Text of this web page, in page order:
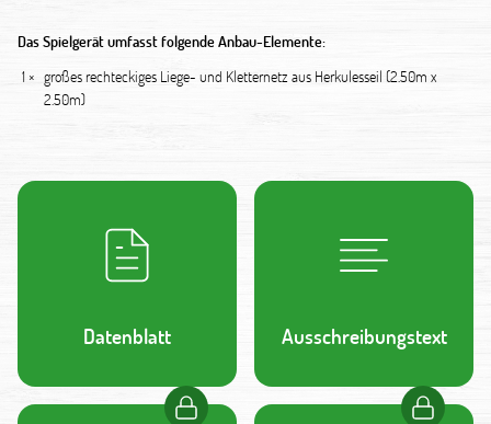
Das Spielgerät umfasst folgende Anbau-Elemente:
1 × großes rechteckiges Liege- und Kletternetz aus Herkulesseil (2.50m x
2.50m)
Datenblatt Ausschreibungstext